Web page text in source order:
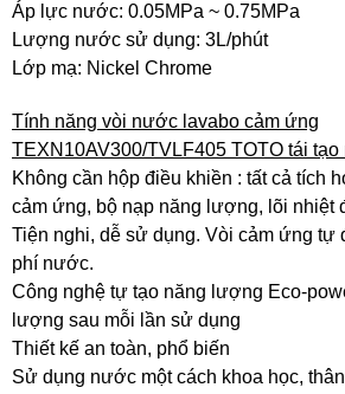
Áp lực nước: 0.05MPa ~ 0.75MPa
Lượng nước sử dụng: 3L/phút
Lớp mạ: Nickel Chrome
Tính năng vòi nước lavabo cảm ứng
TEXN10AV300/TVLF405 TOTO tái
Không cần hộp điều khiền : tất cả tích
cảm ứng, bộ nạp năng lượng, lõi nhiệt
Tiện nghi, dễ sử dụng. Vòi cảm ứng tự
phí nước.
Công nghệ tự tạo năng lượng Eco-
lượng sau mỗi lần sử dụng
Thiết kế an toàn, phổ biến
Sử dụng nước một cách khoa học,